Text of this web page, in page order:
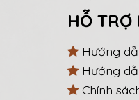
HỖ TRỢ
Hướng
Hướng
Chính